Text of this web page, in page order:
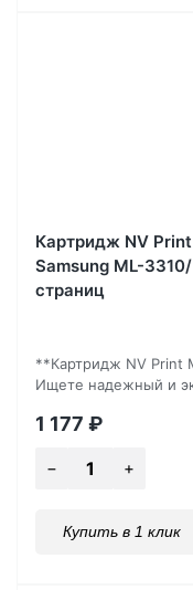
Картридж NV
Samsung ML-
страниц
**Картридж NV Print
Ищете надежный и
1 177 ₽
Купить в 1 клик